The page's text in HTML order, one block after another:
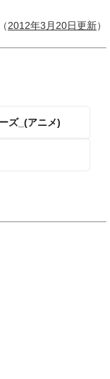
（2012年3月 20日更新）
ズ_(アニメ)